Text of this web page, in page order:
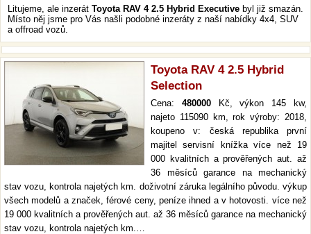
Litujeme, ale inzerát Toyota RAV 4 2.5 Hybrid Executive byl již smazán.
Místo něj jsme pro Vás našli podobné inzeráty z naší nabídky 4x4, SUV
a offroad vozů.
Toyota RAV 4 2.5 Hybrid
Selection
Cena: 480000Kč, výkon 145 kw,
najeto 115090 km, rok výroby: 2018,
koupeno v: česká republika první
majitel servisní knížka více než 19
000 kvalitních a prověřených aut. až
36 měsíců garance na mechanický
stav vozu, kontrola najetých km. doživotní záruka legálního původu. výkup
všech modelů a značek, férové ceny, peníze ihned a v hotovosti. více než
19 000 kvalitních a prověřených aut. až 36 měsíců garance na mechanický
stav vozu, kontrola najetých km.…